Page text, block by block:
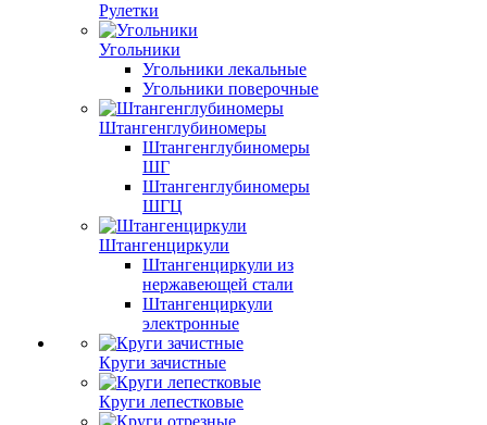
Рулетки
Угольники
Угольники лекальные
Угольники поверочные
Штангенглубиномеры
Штангенглубиномеры
ШГ
Штангенглубиномеры
ШГЦ
Штангенциркули
Штангенциркули из
нержавеющей стали
Штангенциркули
электронные
Круги зачистные
Круги лепестковые